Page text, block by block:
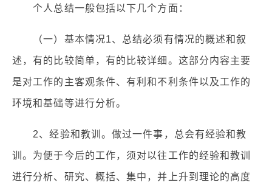
个人总结一般包括以下几个方面：
（一）基本情况1、总结必须有情况的概述和叙
述，有的比较简单，有的比较详细。这部分内容主要
是对工作的主客观条件、有利和不利条件以及工作的
环境和基础等进行分析。
2、经验和教训。做过一件事，总会有经验和教
训。为便于今后的工作，须对以往工作的经验和教训
进行分析、研究、概括、集中，并上升到理论的高度